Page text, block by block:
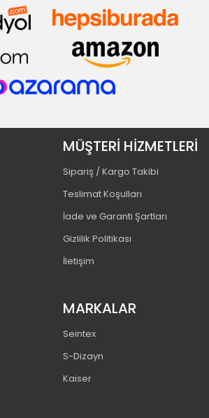
MÜŞTERİ HİZMETLERİ
Sipariş / Kargo Takibi
Teslimat Koşulları
İade ve Garanti Şartları
Gizlilik Politikası
İletişim
MARKALAR
Seintex
S-Dizayn
Kaiser